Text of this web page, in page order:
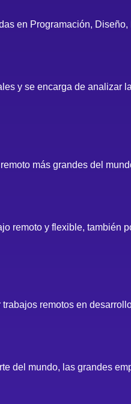
en Programación,
y se encarga de analizar
más grandes del
remoto y flexible, también
remotos en
del mundo, las grandes